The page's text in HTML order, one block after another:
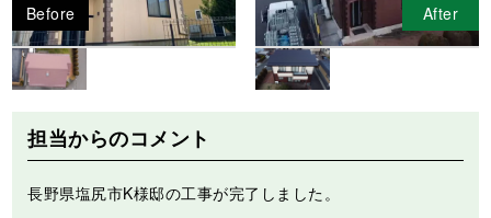
Before After
担当からのコメント
長野県塩尻市K様邸の工事が完了しました。